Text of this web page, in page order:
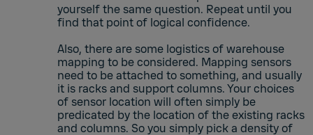
yourself the same question. Repeat until you
find that point of logical confidence.
Also, there are some logistics of warehouse
mapping to be considered. Mapping sensors
need to be attached to something, and usually
it is racks and support columns. Your choices
of sensor location will often simply be
predicated by the location of the existing racks
and columns. So you simply pick a density of